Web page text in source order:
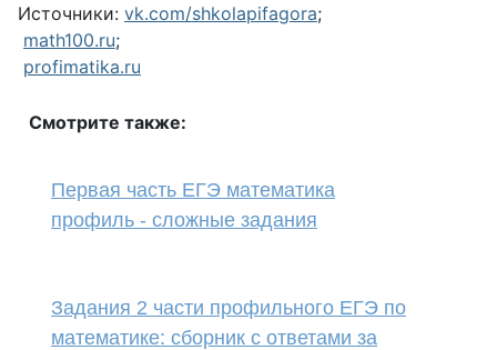
Источники: vk.com/shkolapifagora;
math100.ru;
profimatika.ru
Смотрите также:
Первая часть ЕГЭ математика
профиль - сложные задания
Задания 2 части профильного ЕГЭ по
математике: сборник с ответами за